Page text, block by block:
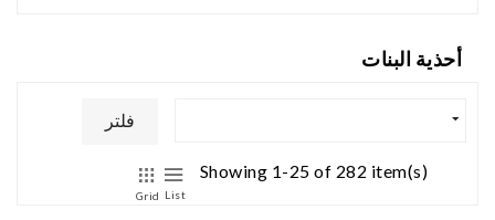
أحذية البنات
فلتر
Grid List
Showing 1-25 of 282 item(s)